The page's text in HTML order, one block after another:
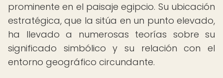
prominente en el paisaje egipcio. Su ubicación
estratégica, que la sitúa en un punto elevado,
ha llevado a numerosas teorías sobre su
significado simbólico y su relación con el
entorno geográfico circundante.